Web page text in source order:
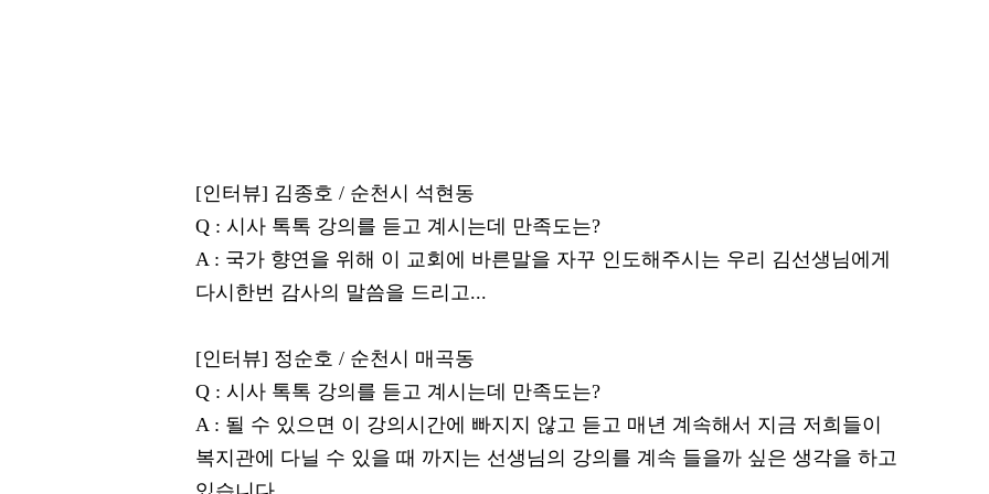
[인터뷰] 김종호 / 순천시 석현동
Q : 시사 톡톡 강의를 듣고 계시는데 만족도는?
A : 국가 향연을 위해 이 교회에 바른말을 자꾸 인도해주시는 우리 김선생님에게
다시한번 감사의 말씀을 드리고...
[인터뷰] 정순호 / 순천시 매곡동
Q : 시사 톡톡 강의를 듣고 계시는데 만족도는?
A : 될 수 있으면 이 강의시간에 빠지지 않고 듣고 매년 계속해서 지금 저희들이
복지관에 다닐 수 있을 때 까지는 선생님의 강의를 계속 들을까 싶은 생각을 하고